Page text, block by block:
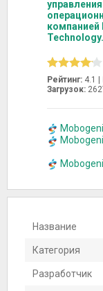
компанией
Technology.
Рейтинг: 4.1 |
Загрузок:
Название
Категория
Разработчик